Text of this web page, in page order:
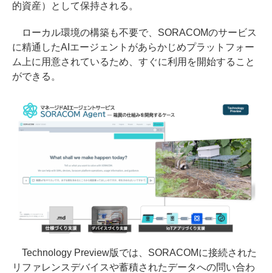
的資産）として保持される。
ローカル環境の構築も不要で、SORACOMのサービス
に精通したAIエージェントがあらかじめプラットフォー
ム上に用意されているため、すぐに利用を開始すること
ができる。
Technology Preview版では、SORACOMに接続された
リファレンスデバイスや蓄積されたデータへの問い合わ